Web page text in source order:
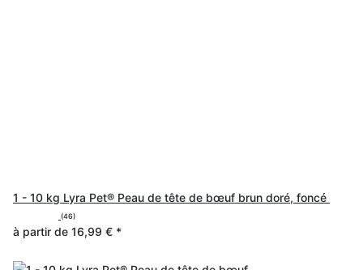
1 - 10 kg Lyra Pet® Peau de tête de bœuf brun doré, foncé
(46)
à partir de 16,99 € *